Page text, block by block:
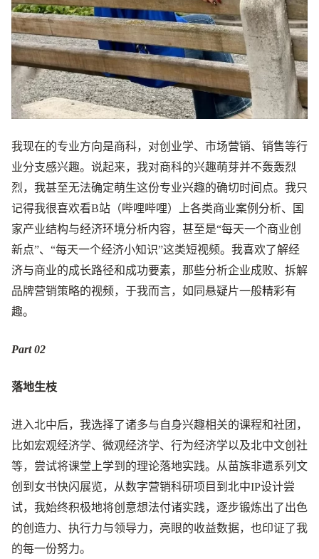
我现在的专业方向是商科，对创业学、市场营销、销售等行
业分支感兴趣。说起来，我对商科的兴趣萌芽并不轰轰烈
烈，我甚至无法确定萌生这份专业兴趣的确切时间点。我只
记得我很喜欢看B站（哔哩哔哩）上各类商业案例分析、国
家产业结构与经济环境分析内容，甚至是“每天一个商业创
新点”、“每天一个经济小知识”这类短视频。我喜欢了解经
济与商业的成长路径和成功要素，那些分析企业成败、拆解
品牌营销策略的视频，于我而言，如同悬疑片一般精彩有
趣。
Part 02
落地生枝
进入北中后，我选择了诸多与自身兴趣相关的课程和社团，
比如宏观经济学、微观经济学、行为经济学以及北中文创社
等，尝试将课堂上学到的理论落地实践。从苗族非遗系列文
创到女书快闪展览，从数字营销科研项目到北中IP设计尝
试，我始终积极地将创意想法付诸实践，逐步锻炼出了出色
的创造力、执行力与领导力，亮眼的收益数据，也印证了我
的每一份努力。